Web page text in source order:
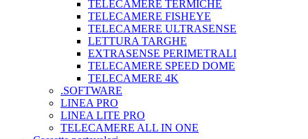
TELECAMERE TERMICHE
TELECAMERE FISHEYE
TELECAMERE ULTRASENSE
LETTURA TARGHE
EXTRASENSE PERIMETRALI
TELECAMERE SPEED DOME
TELECAMERE 4K
.SOFTWARE
LINEA PRO
LINEA LITE PRO
TELECAMERE ALL IN ONE